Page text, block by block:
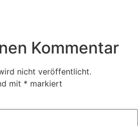
Kommentar
nicht veröffentlicht.
mit * markiert